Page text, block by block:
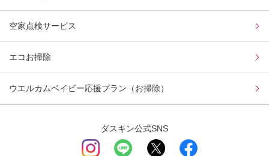
空家点検サービス
エコお掃除
ウエルカムベイビー応援プラン（お掃除）
ダスキン公式SNS